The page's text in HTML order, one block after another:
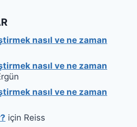
nasıl ve ne zaman
nasıl ve ne zaman
nasıl ve ne zaman
için Reiss